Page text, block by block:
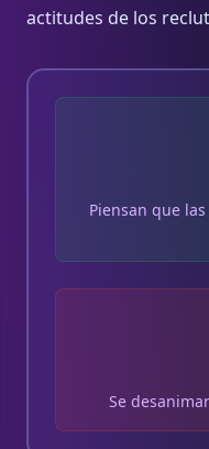
actitudes de los
Piensan que
Se